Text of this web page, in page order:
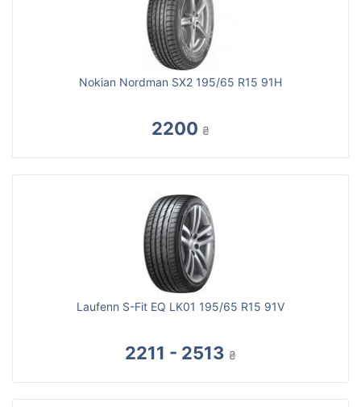
Nokian Nordman SX2 195/65 R15 91H
2200 ₴
Laufenn S-Fit EQ LK01 195/65 R15 91V
2211 - 2513 ₴